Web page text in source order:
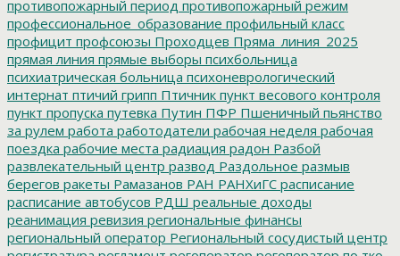
противопожарный период противопожарный режим
профессиональное_образование профильный класс
профицит профсоюзы Проходцев Пряма_линия_2025
прямая линия прямые выборы психбольница
психиатрическая больница психоневрологический
интернат птичий грипп Птичник пункт весового контроля
пункт пропуска путевка Путин ПФР Пшеничный пьянство
за рулем работа работодатели рабочая неделя рабочая
поездка рабочие места радиация радон Разбой
развлекательный центр развод Раздольное размыв
берегов ракеты Рамазанов РАН РАНХиГС расписание
расписание автобусов РДШ реальные доходы
реанимация ревизия региональные финансы
региональный оператор Региональный сосудистый центр